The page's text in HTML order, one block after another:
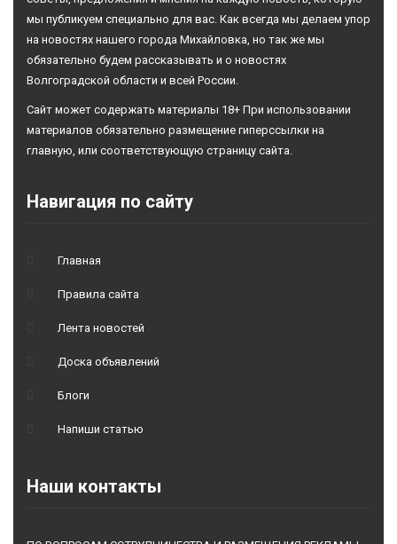
мы публикуем специально для вас. Как всегда мы делаем упор
на новостях нашего города Михайловка, но так же мы
обязательно будем рассказывать и о новостях
Волгоградской области и всей России.
Сайт может содержать материалы 18+ При использовании
материалов обязательно размещение гиперссылки на
главную, или соответствующую страницу сайта.
Навигация по сайту
Главная
Правила сайта
Лента новостей
Доска объявлений
Блоги
Напиши статью
Наши контакты